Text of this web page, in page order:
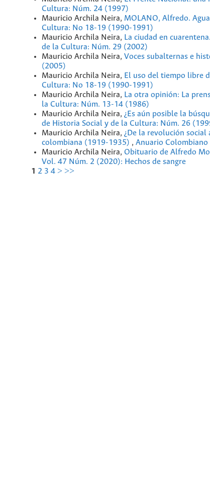
Cultura: Núm. 24 (1997)
Mauricio Archila Neira, MOLANO, Alfredo.
Cultura: No 18-19 (1990-1991)
Mauricio Archila Neira, La ciudad en
de la Cultura: Núm. 29 (2002)
Mauricio Archila Neira, Voces subalternas e
(2005)
Mauricio Archila Neira, El uso del tiempo libre
Cultura: No 18-19 (1990-1991)
Mauricio Archila Neira, La otra opinión: La
la Cultura: Núm. 13-14 (1986)
Mauricio Archila Neira, ¿Es aún posible la
de Historia Social y de la Cultura: Núm. 26
Mauricio Archila Neira, ¿De la revolución social
colombiana (1919-1935) , Anuario
Mauricio Archila Neira, Obituario de Alfredo
Vol. 47 Núm. 2 (2020): Hechos de sangre
1 2 3 4 > >>